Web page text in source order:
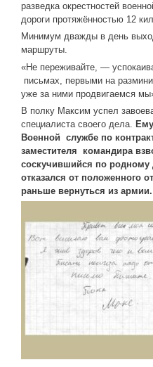
разведка ок­рестностей
дороги протяжённостью 12
Минимум дважды в день
маршруты.
«Не пережи­вайте, —
письмах, первыми на
уже за ними продвигаемся
В полку Максим успел
специалиста своего дела.
Военной службе по
заместителя командира
соскучившийся по родному
отказался от положенного
раньше вернуться из армии.